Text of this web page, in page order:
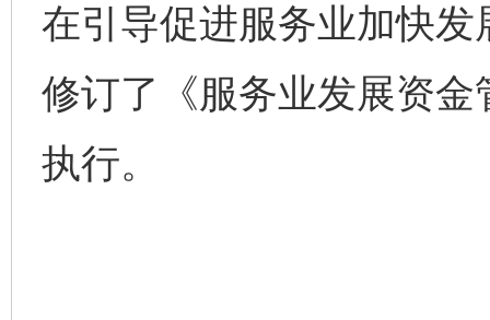
在引导促进服务业加快
修订了《服务业发展资
执行。